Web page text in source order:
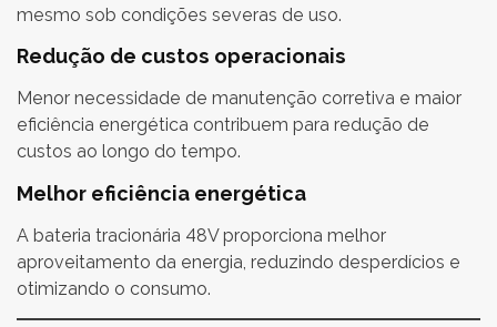
mesmo sob condições severas de uso.
Redução de custos operacionais
Menor necessidade de manutenção corretiva e maior
eficiência energética contribuem para redução de
custos ao longo do tempo.
Melhor eficiência energética
A bateria tracionária 48V proporciona melhor
aproveitamento da energia, reduzindo desperdícios e
otimizando o consumo.